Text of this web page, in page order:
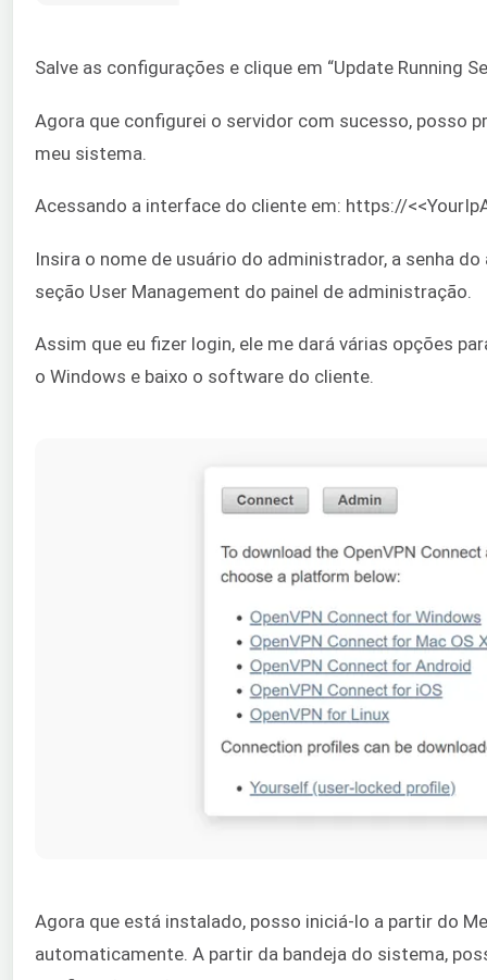
Salve as configurações e clique em “Update Running
Agora que configurei o servidor com sucesso, posso
meu sistema.
Acessando a interface do cliente em: https://
Insira o nome de usuário do administrador, a senha
seção User Management do painel de administração.
Assim que eu fizer login, ele me dará várias opções
o Windows e baixo o software do cliente.
Agora que está instalado, posso iniciá-lo a partir do
automaticamente. A partir da bandeja do sistema,